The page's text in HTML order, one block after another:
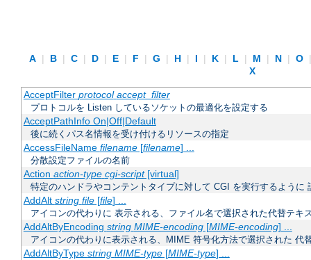
A | B | C | D | E | F | G | H | I | K | L | M | N | O
X
AcceptFilter protocol accept_filter
プロトコルを Listen しているソケットの最適化を設定する
AcceptPathInfo On|Off|Default
後に続くパス名情報を受け付けるリソースの指定
AccessFileName filename[filename] ...
分散設定ファイルの名前
Action action-type cgi-script[virtual]
特定のハンドラやコンテントタイプに対して CGI を実行するように
AddAlt string file[file] ...
アイコンの代わりに 表示される、ファイル名で選択された代替テキ
AddAltByEncoding string MIME-encoding[MIME-encoding] ...
アイコンの代わりに表示される、MIME 符号化方法で選択された 代
AddAltByType string MIME-type[MIME-type] ...